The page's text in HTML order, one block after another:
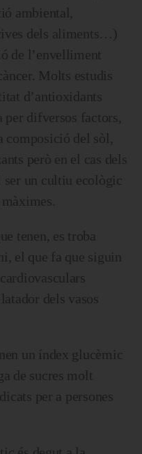
ambiental,
dels aliments…)
de l’envelliment
Molts estudis
d’antioxidants
per difversos factors,
composició del sòl,
però en el cas dels
un cultiu ecològic
tenen, es troba
el que fa que siguin
dels vasos
un índex glucèmic
de sucres molt
per a persones